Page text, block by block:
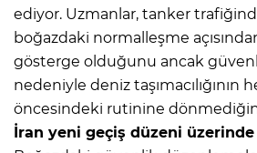
ediyor. Uzmanlar, tanker
boğazdaki normalleşme
gösterge olduğunu ancak
nedeniyle deniz taşımacılığının
öncesindeki rutinine
İran yeni geçiş düzeni üzerinde